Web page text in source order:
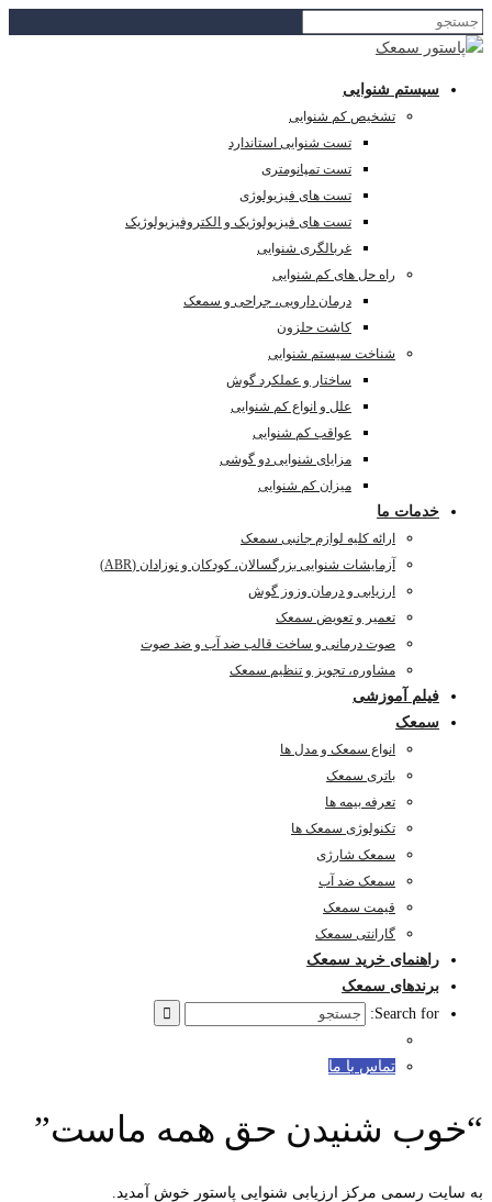
شنوایی
تشخیص کم شنوایی
تست شنوایی استاندارد
تست تمپانومتری
تست های فیزیولوژی
تست های فیزیولوژیک و الکتروفیزیولوژیک
غربالگری شنوایی
راه حل های کم شنوایی
درمان دارویی، جراحی و سمعک
کاشت حلزون
شناخت سیستم شنوایی
ساختار و عملکرد گوش
علل و انواع کم شنوایی
عواقب کم شنوایی
مزایای شنوایی دو گوشی
میزان کم شنوایی
ما
ارائه کلیه لوازم جانبی سمعک
آزمایشات شنوایی بزرگسالان، کودکان و نوزادان (ABR)
ارزیابی و درمان وزوز گوش
تعمیر و تعویض سمعک
صوت درمانی و ساخت قالب ضد آب و ضد صوت
مشاوره، تجویز و تنظیم سمعک
آموزشی
انواع سمعک و مدل ها
باتری سمعک
تعرفه بیمه ها
تکنولوژی سمعک ها
سمعک شارژی
سمعک ضد آب
قیمت سمعک
گارانتی سمعک
خرید سمعک
سمعک
Search
تماس با ما
شنیدن حق همه ماست”
رسمی مرکز ارزیابی شنوایی پاستور خوش آمدید.